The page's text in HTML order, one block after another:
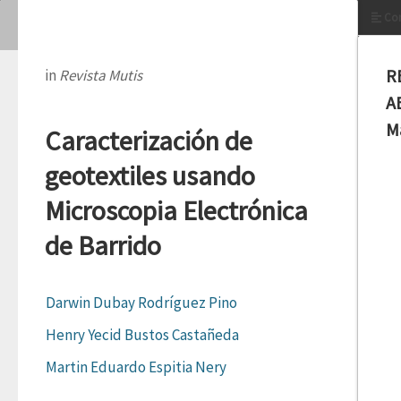
in Revista Mutis
Caracterización de
geotextiles usando
Microscopia Electrónica
de Barrido
Darwin Dubay Rodríguez Pino
Henry Yecid Bustos Castañeda
Martin Eduardo Espitia Nery